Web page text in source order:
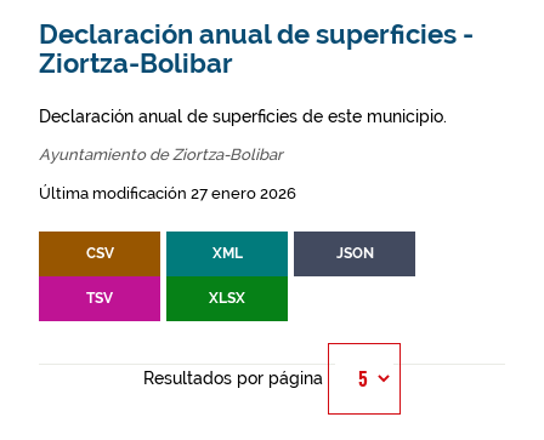
Declaración anual de superficies -
Ziortza-Bolibar
Declaración anual de superficies de este municipio.
Ayuntamiento de Ziortza-Bolibar
Última modificación 27 enero 2026
CSV XML JSON
TSV XLSX
Resultados por página